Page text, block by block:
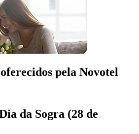
pela Novotel
da Sogra (28 de